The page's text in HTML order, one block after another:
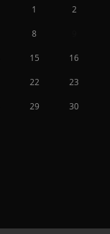
1 2
8
15 16
22 23
29 30